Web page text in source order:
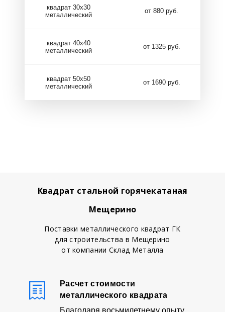
квадрат 30х30
металлический
от 880 руб.
квадрат 40х40
металлический
от 1325 руб.
квадрат 50х50
металлический
от 1690 руб.
Квадрат стальной горячекатаная
Мещерино
Поставки металлического квадрат ГК
для строительства в Мещерино
от компании Склад Металла
Расчет стоимости
металлического квадрата
Благодаря восьмилетнему опыту